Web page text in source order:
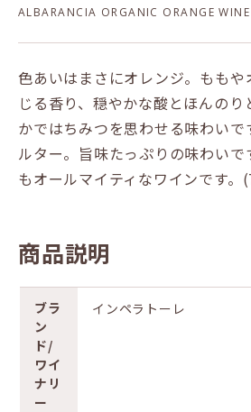
ALBARANCIA ORGANIC ORANGE WINE
色あいはまさにオレンジ。もも
じる香り、穏やかな酸とほんの
かではちみつを思わせる味わいで
ルター。旨味たっぷりの味わいで
もオールマイティなワインです。
商品説明
ブラ
ン
ド/
ワイ
ナリ
ー
インペラトーレ